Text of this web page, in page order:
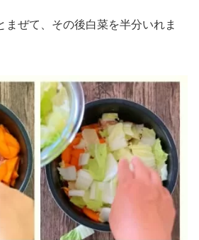
まぜて、その後白菜を半分いれま